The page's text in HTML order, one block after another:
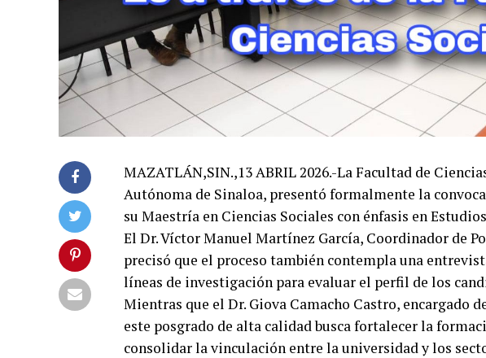
MAZATLÁN,SIN.,13 ABRIL 2026.-La Facultad de
Autónoma de Sinaloa, presentó formalmente la
su Maestría en Ciencias Sociales con énfasis en
El Dr. Víctor Manuel Martínez García, Coordinador de
precisó que el proceso también contempla una
líneas de investigación para evaluar el perfil de los
Mientras que el Dr. Giova Camacho Castro, encargado
este posgrado de alta calidad busca fortalecer la
consolidar la vinculación entre la universidad y los